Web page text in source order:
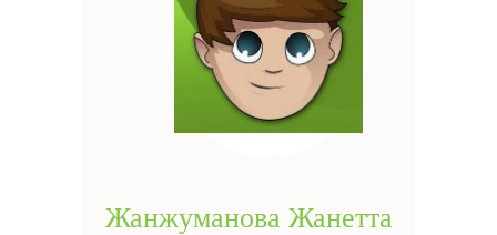
Жанжуманова Жанетта